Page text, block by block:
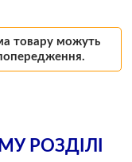
товару можуть
РОЗДІЛІ